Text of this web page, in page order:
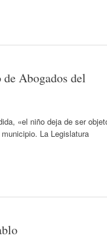
Abogados del
«el niño deja de ser
La Legislatura